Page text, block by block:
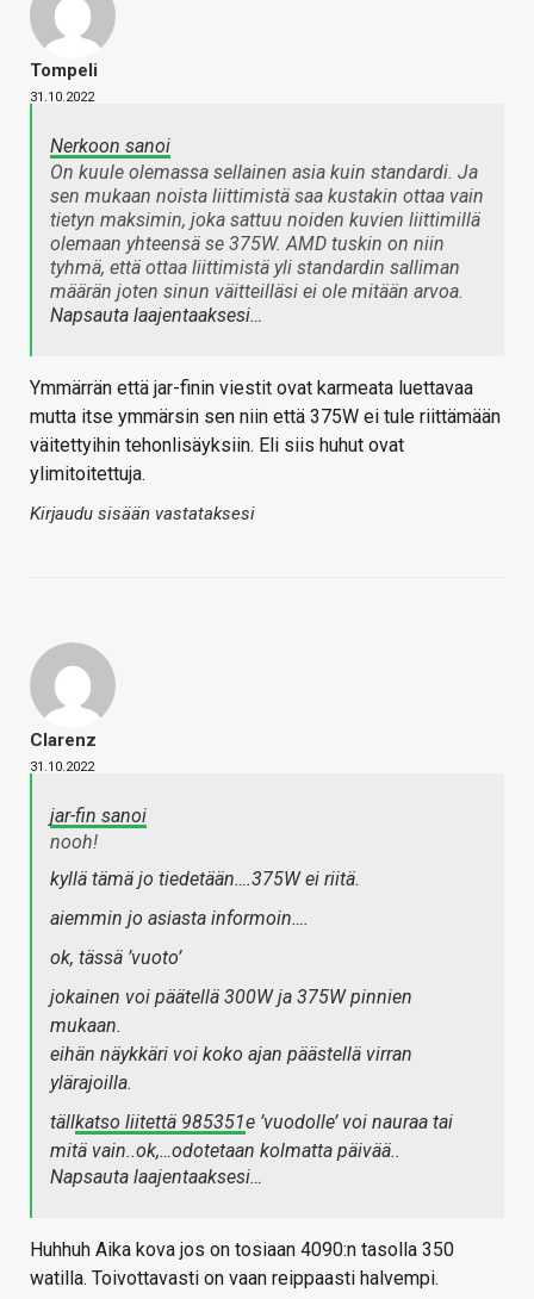
Tompeli
31.10.2022
Nerkoon sanoi
On kuule olemassa sellainen asia kuin standardi. Ja
sen mukaan noista liittimistä saa kustakin ottaa vain
tietyn maksimin, joka sattuu noiden kuvien liittimillä
olemaan yhteensä se 375W. AMD tuskin on niin
tyhmä, että ottaa liittimistä yli standardin salliman
määrän joten sinun väitteilläsi ei ole mitään arvoa.
Napsauta laajentaaksesi…
Ymmärrän että jar-finin viestit ovat karmeata luettavaa
mutta itse ymmärsin sen niin että 375W ei tule riittämään
väitettyihin tehonlisäyksiin. Eli siis huhut ovat
ylimitoitettuja.
Kirjaudu sisään vastataksesi
Clarenz
31.10.2022
jar-fin sanoi
nooh!
kyllä tämä jo tiedetään….375W ei riitä.
aiemmin jo asiasta informoin….
ok, tässä ’vuoto’
jokainen voi päätellä 300W ja 375W pinnien
mukaan.
eihän näykkäri voi koko ajan päästellä virran
ylärajoilla.
tällkatso liitettä 985351e ’vuodolle’ voi nauraa tai
mitä vain..ok,…odotetaan kolmatta päivää..
Napsauta laajentaaksesi…
Huhhuh Aika kova jos on tosiaan 4090:n tasolla 350
watilla. Toivottavasti on vaan reippaasti halvempi.